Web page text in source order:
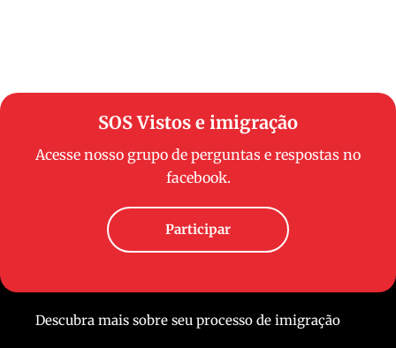
SOS Vistos e imigração
Acesse nosso grupo de perguntas e respostas no
facebook.
Participar
Descubra mais sobre seu processo de imigração